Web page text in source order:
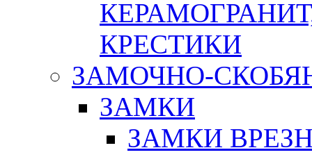
КРЕСТИКИ
ЗАМОЧНО-
ЗАМКИ
ЗАМКИ